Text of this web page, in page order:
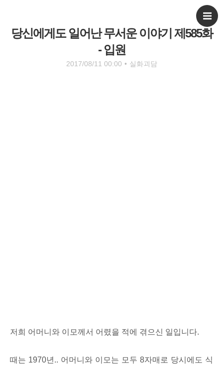
당신에게도 일어난 무서운 이야기 제585화
- 입원
2017/08/11 00:00 • 실화괴담
저희 어머니와 이모께서 어렸을 적에 겪으신 일입니다.
때는 1970년.. 어머니와 이모는 모두 8자매로 당시에도 식